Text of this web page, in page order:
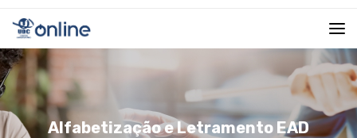
Alfabetização e Letramento EAD